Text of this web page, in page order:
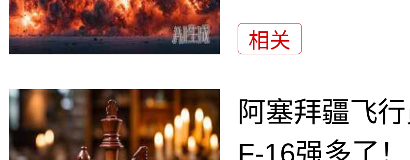
相关
阿塞拜疆飞
F-16强多了！